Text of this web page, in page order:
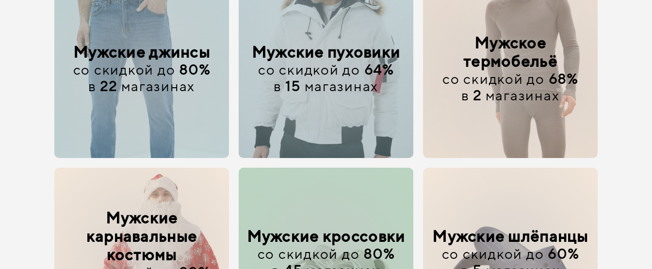
Мужские джинсы
со скидкой до 80%
в 22 магазинах
Мужские пуховики
со скидкой до 64%
в 15 магазинах
Мужское
термобельё
со скидкой до 68%
в 2 магазинах
Мужские
карнавальные
костюмы
Мужские кроссовки
со скидкой до80%
Мужские шлёпанцы
со скидкой до 60%